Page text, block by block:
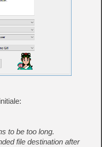
to be too long.
file destination after